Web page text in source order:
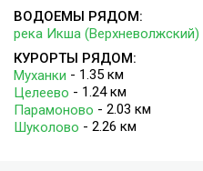
ВОДОЕМЫ РЯДОМ:
река Икша (Верхневолжский)
КУРОРТЫ РЯДОМ:
Муханки - 1.35 км
Целеево - 1.24 км
Парамоново - 2.03 км
Шуколово - 2.26 км